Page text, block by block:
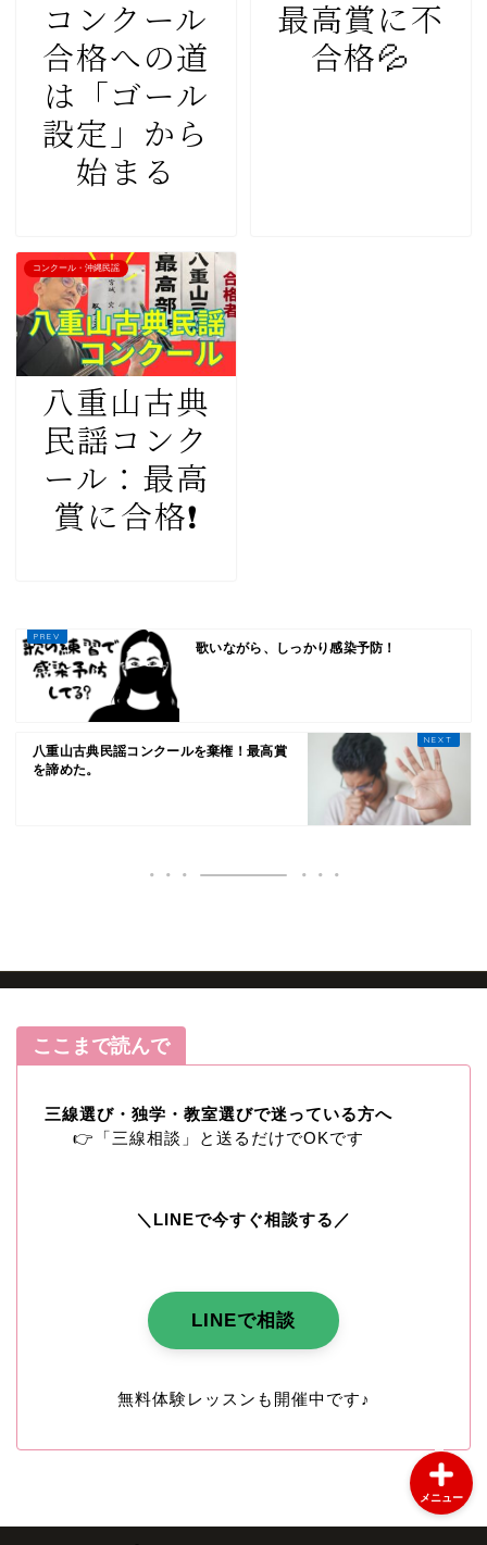
コンクール
合格への道
は「ゴール
設定」から
始まる
最高賞に不
合格💦
コンクール・沖縄民謡
八重山古典
民謡コンク
ール：最高
賞に合格❗️
歌いながら、しっかり感染予防！
八重山古典民謡コンクールを棄権！最高賞
を諦めた。
ここまで読んで
三線選び・独学・教室選びで迷っている方へ
👉「三線相談」と送るだけでOKです
＼LINEで今すぐ相談する／
LINEで相談
無料体験レッスンも開催中です♪
メニュー
ブログ記事
コンクール・沖縄民謡
三線教師日記
教室のご案内
よくある質問（FAQ）